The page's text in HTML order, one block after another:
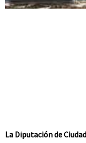
La Diputación de